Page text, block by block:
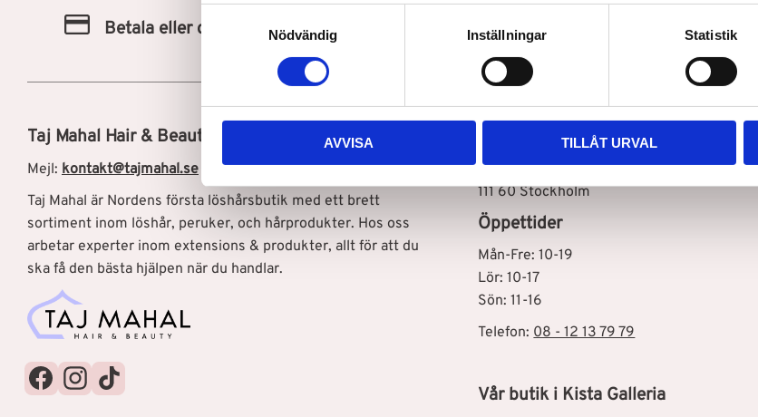
a
t
k
s
v
a
l
Nödvändig Inställningar Statistik
AVVISA TILLÅT URVAL
Betala eller delbetala med Svea Snabb leverans
Taj Mahal Hair & Beauty AB
Mejl: kontakt@tajmahal.se
Taj Mahal är Nordens första löshårsbutik med ett brett
sortiment inom löshår, peruker, och hårprodukter. Hos oss
arbetar experter inom extensions & produkter, allt för att du
ska få den bästa hjälpen när du handlar.
Vår butik i Stockholm C
Drottninggatan 100
111 60 Stockholm
Öppettider
Mån-Fre: 10-19
Lör: 10-17
Sön: 11-16
Telefon: 08 - 12 13 79 79
Vår butik i Kista Galleria